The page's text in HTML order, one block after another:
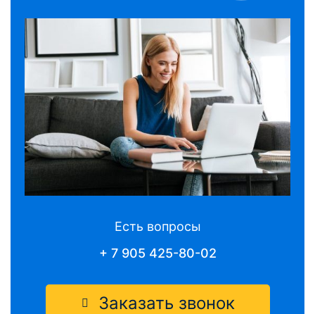
Есть вопросы
+ 7 905 425-80-02
Заказать звонок